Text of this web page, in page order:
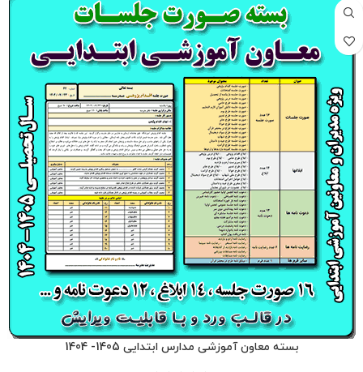
بسته معاون آموزشی مدارس ابتدایی 1405- 1404